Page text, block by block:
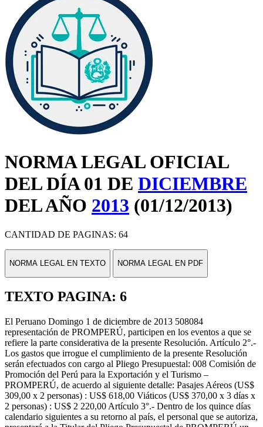
NORMA LEGAL OFICIAL
DEL DÍA 01 DE DICIEMBRE
DEL AÑO 2013 (01/12/2013)
CANTIDAD DE PAGINAS: 64
NORMA LEGAL EN TEXTO NORMA LEGAL EN PDF
TEXTO PAGINA: 6
El Peruano Domingo 1 de diciembre de 2013 508084
representación de PROMPERÚ, participen en los eventos a que se
refiere la parte considerativa de la presente Resolución. Artículo 2°.-
Los gastos que irrogue el cumplimiento de la presente Resolución
serán efectuados con cargo al Pliego Presupuestal: 008 Comisión de
Promoción del Perú para la Exportación y el Turismo –
PROMPERÚ, de acuerdo al siguiente detalle: Pasajes Aéreos (US$
309,00 x 2 personas) : US$ 618,00 Viáticos (US$ 370,00 x 3 días x
2 personas) : US$ 2 220,00 Artículo 3°.- Dentro de los quince días
calendario siguientes a su retorno al país, el personal que se autoriza,